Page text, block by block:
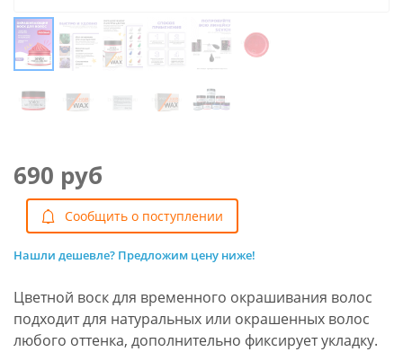
690 руб
Cообщить о поступлении
Нашли дешевле? Предложим цену ниже!
Цветной воск для временного окрашивания волос
подходит для натуральных или окрашенных волос
любого оттенка, дополнительно фиксирует укладку.